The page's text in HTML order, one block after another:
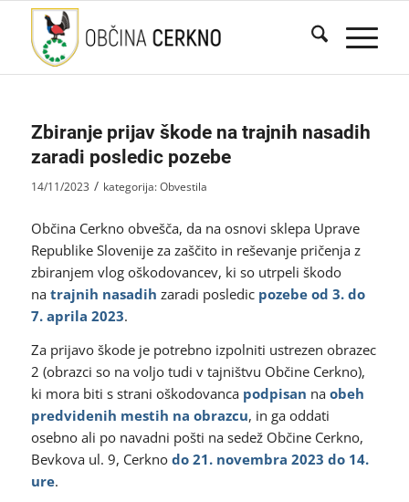
Zbiranje prijav škode na trajnih nasadih
zaradi posledic pozebe
14/11/2023 / kategorija:Obvestila
Občina Cerkno obvešča, da na osnovi sklepa Uprave
Republike Slovenije za zaščito in reševanje pričenja z
zbiranjem vlog oškodovancev, ki so utrpeli škodo
na trajnih nasadih zaradi posledic pozebe od 3. do
7. aprila 2023.
Za prijavo škode je potrebno izpolniti ustrezen obrazec
2 (obrazci so na voljo tudi v tajništvu Občine Cerkno),
ki mora biti s strani oškodovancapodpisan na obeh
predvidenih mestih na obrazcu, in ga oddati
osebno ali po navadni pošti na sedež Občine Cerkno,
Bevkova ul. 9, Cerkno do 21. novembra 2023 do 14.
ure.